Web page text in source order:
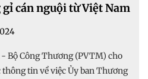
cán nguội từ Việt Nam
Bộ Công Thương (PVTM) cho
tin về việc Ủy ban Thương